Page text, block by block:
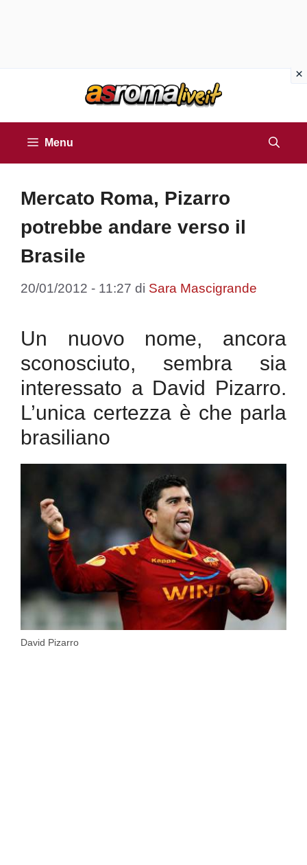
Menu
Mercato Roma, Pizarro
potrebbe andare verso il
Brasile
20/01/2012 - 11:27 di Sara Mascigrande
Un nuovo nome, ancora
sconosciuto, sembra sia
interessato a David Pizarro.
L’unica certezza è che parla
brasiliano
David Pizarro